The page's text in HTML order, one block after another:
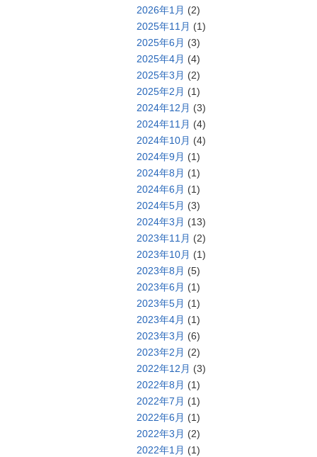
2026年1月 (2)
2025年11月 (1)
2025年6月 (3)
2025年4月 (4)
2025年3月 (2)
2025年2月 (1)
2024年12月 (3)
2024年11月 (4)
2024年10月 (4)
2024年9月 (1)
2024年8月 (1)
2024年6月 (1)
2024年5月 (3)
2024年3月 (13)
2023年11月 (2)
2023年10月 (1)
2023年8月 (5)
2023年6月 (1)
2023年5月 (1)
2023年4月 (1)
2023年3月 (6)
2023年2月 (2)
2022年12月 (3)
2022年8月 (1)
2022年7月 (1)
2022年6月 (1)
2022年3月 (2)
2022年1月 (1)